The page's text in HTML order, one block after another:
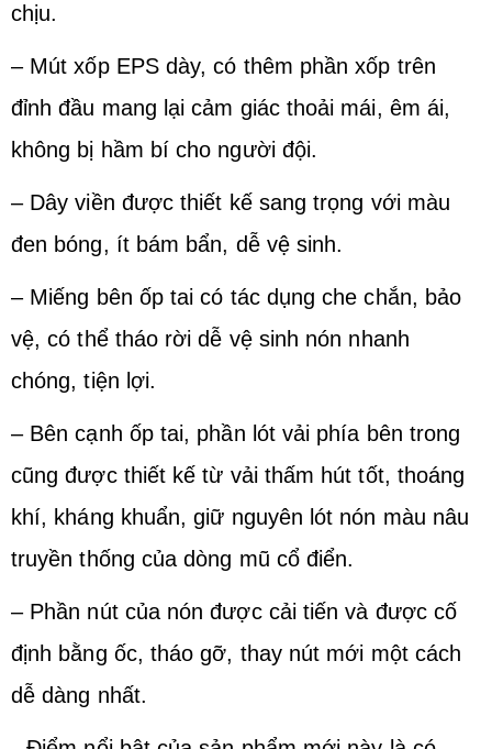
chịu.
– Mút xốp EPS dày, có thêm phần xốp trên
đỉnh đầu mang lại cảm giác thoải mái, êm ái,
không bị hầm bí cho người đội.
– Dây viền được thiết kế sang trọng với màu
đen bóng, ít bám bẩn, dễ vệ sinh.
– Miếng bên ốp tai có tác dụng che chắn, bảo
vệ, có thể tháo rời dễ vệ sinh nón nhanh
chóng, tiện lợi.
– Bên cạnh ốp tai, phần lót vải phía bên trong
cũng được thiết kế từ vải thấm hút tốt, thoáng
khí, kháng khuẩn, giữ nguyên lót nón màu nâu
truyền thống của dòng mũ cổ điển.
– Phần nút của nón được cải tiến và được cố
định bằng ốc, tháo gỡ, thay nút mới một cách
dễ dàng nhất.